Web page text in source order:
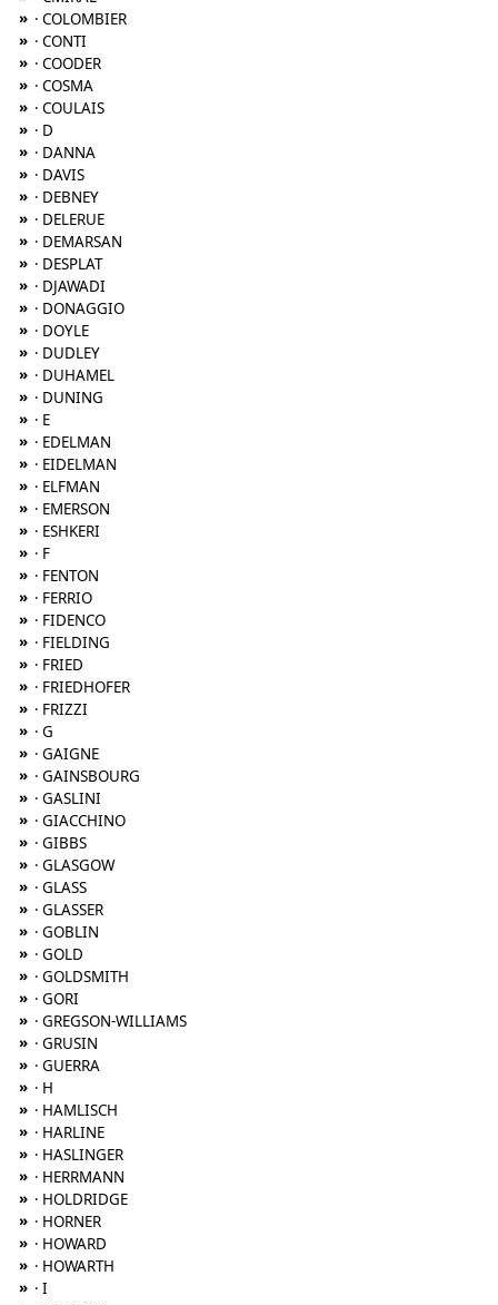
» · COLOMBIER
» · CONTI
» · COODER
» · COSMA
» · COULAIS
» · D
» · DANNA
» · DAVIS
» · DEBNEY
» · DELERUE
» · DEMARSAN
» · DESPLAT
» · DJAWADI
» · DONAGGIO
» · DOYLE
» · DUDLEY
» · DUHAMEL
» · DUNING
» · E
» · EDELMAN
» · EIDELMAN
» · ELFMAN
» · EMERSON
» · ESHKERI
» · F
» · FENTON
» · FERRIO
» · FIDENCO
» · FIELDING
» · FRIED
» · FRIEDHOFER
» · FRIZZI
» · G
» · GAIGNE
» · GAINSBOURG
» · GASLINI
» · GIACCHINO
» · GIBBS
» · GLASGOW
» · GLASS
» · GLASSER
» · GOBLIN
» · GOLD
» · GOLDSMITH
» · GORI
» · GREGSON-WILLIAMS
» · GRUSIN
» · GUERRA
» · H
» · HAMLISCH
» · HARLINE
» · HASLINGER
» · HERRMANN
» · HOLDRIDGE
» · HORNER
» · HOWARD
» · HOWARTH
» · I